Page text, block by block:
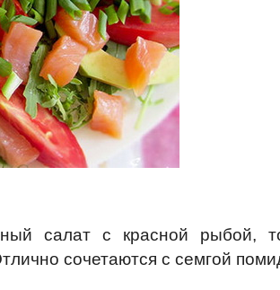
салат с красной рыбой,
сочетаются с семгой